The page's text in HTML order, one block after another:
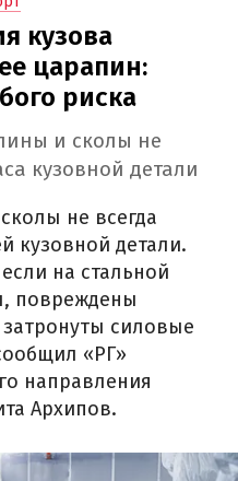
кузова
царапин:
риска
и сколы не
кузовной детали
не всегда
кузовной детали.
на стальной
повреждены
силовые
«РГ»
направления
Архипов.